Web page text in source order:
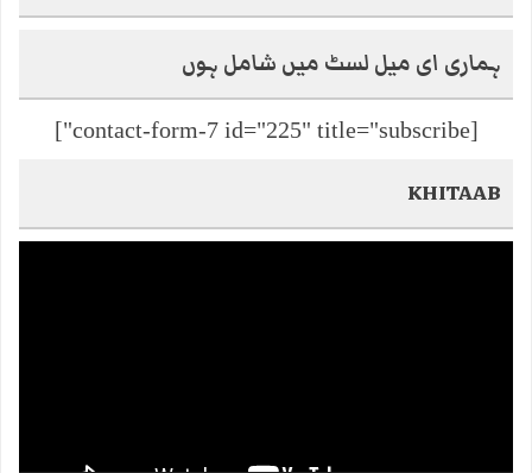
ہماری ای میل لسٹ میں شامل ہوں
[contact-form-7 id="225" title="subscribe"]
KHITAAB